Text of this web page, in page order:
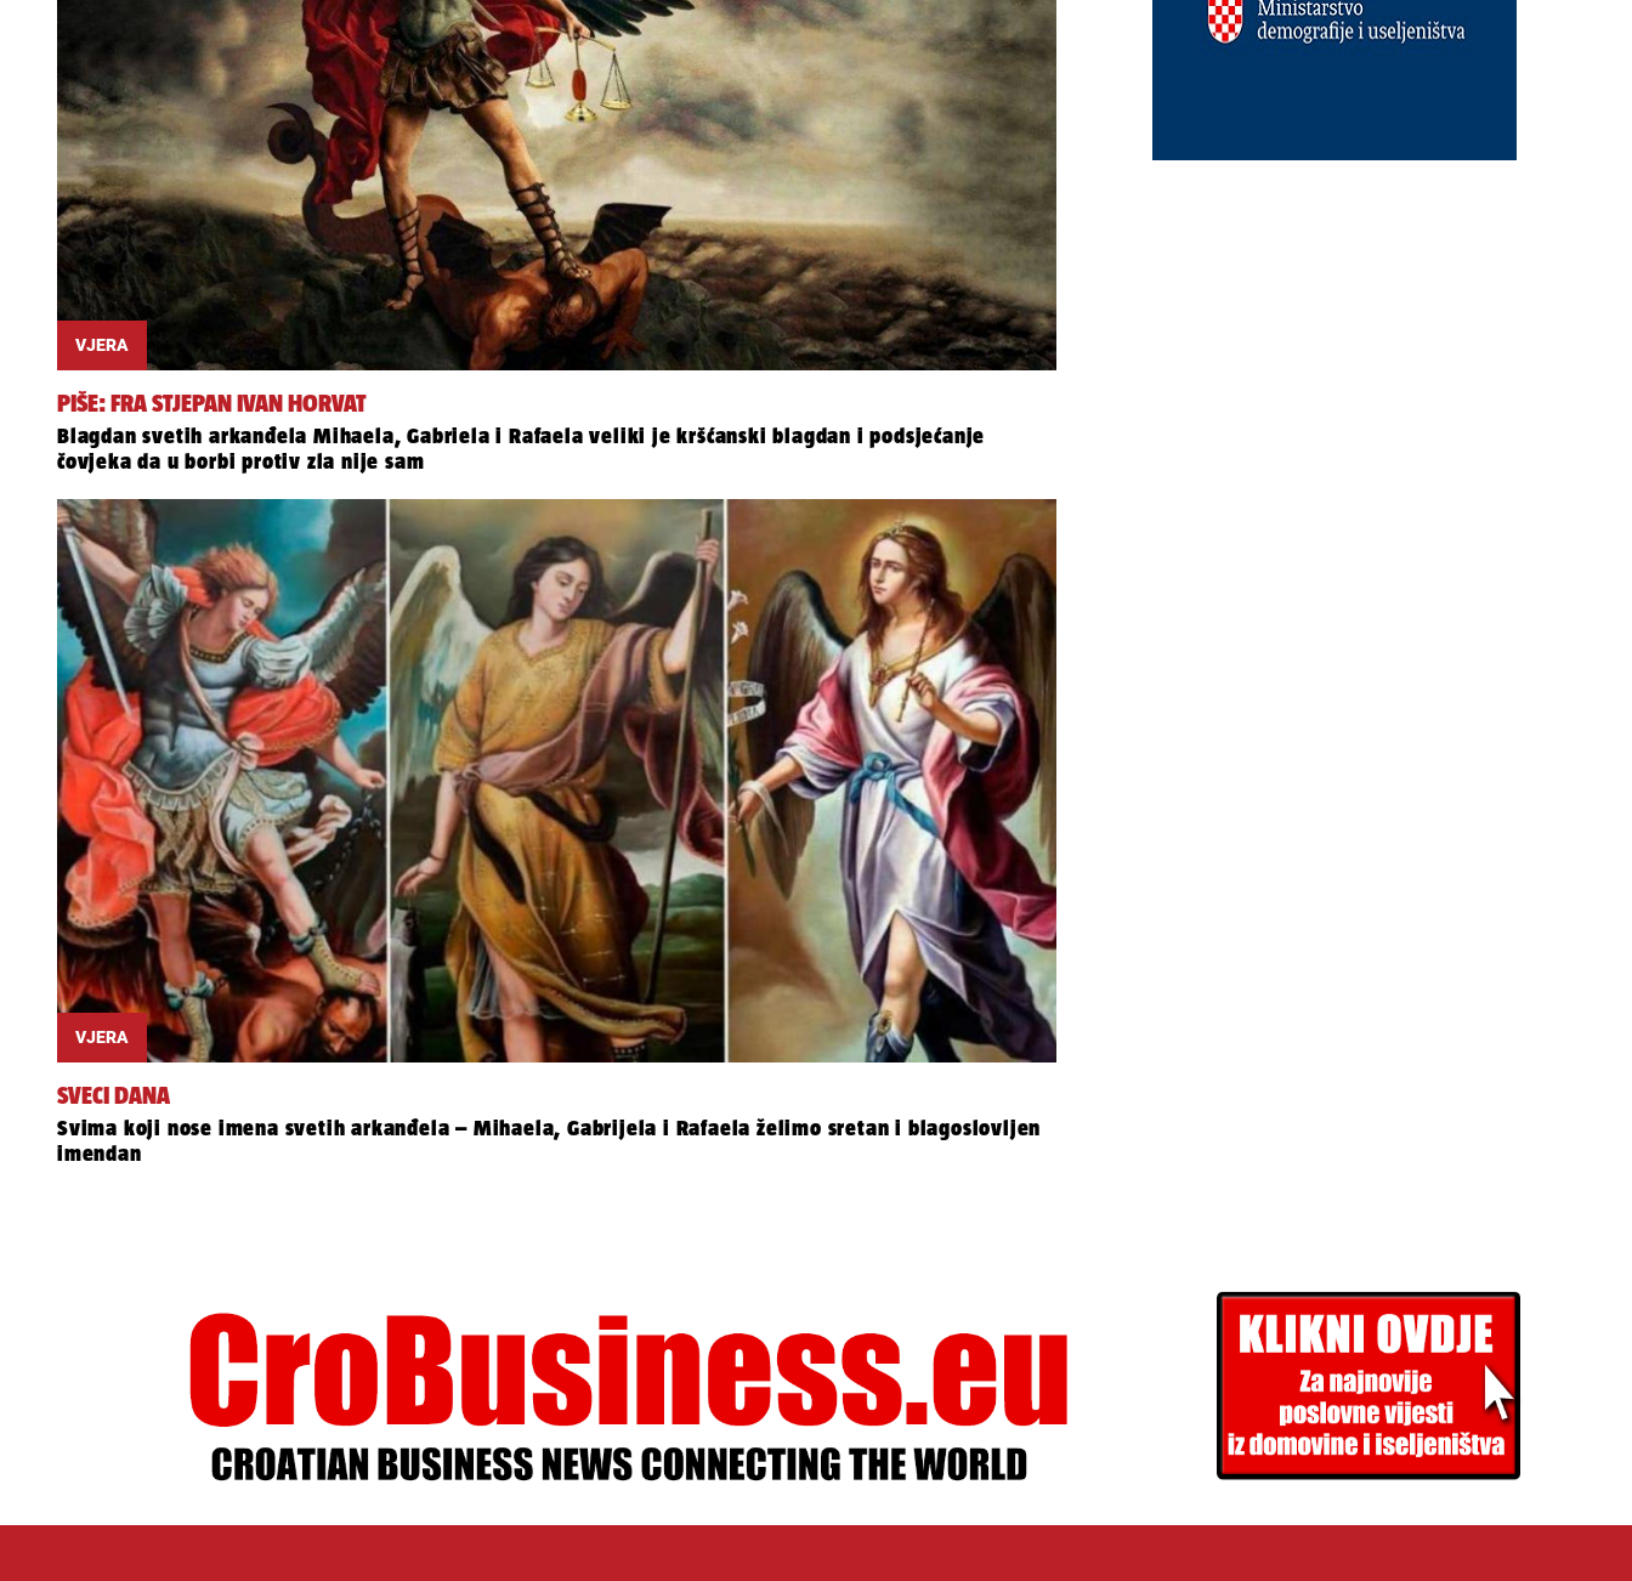
VJERA
PIŠE: FRA STJEPAN IVAN HORVAT
Blagdan svetih arkanđela Mihaela, Gabriela i Rafaela veliki je kršćanski blagdan i podsjećanje
čovjeka da u borbi protiv zla nije sam
VJERA
SVECI DANA
Svima koji nose imena svetih arkanđela – Mihaela, Gabrijela i Rafaela želimo sretan i blagoslovljen
imendan